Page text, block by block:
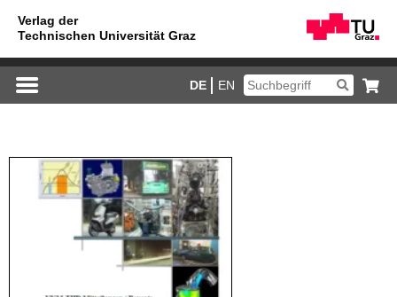
DE EN